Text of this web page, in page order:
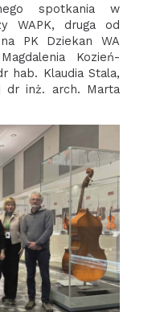
spotkania w
WAPK, druga od
PK Dziekan WA
Kozień-
hab. Klaudia Stala,
dr inż. arch. Marta